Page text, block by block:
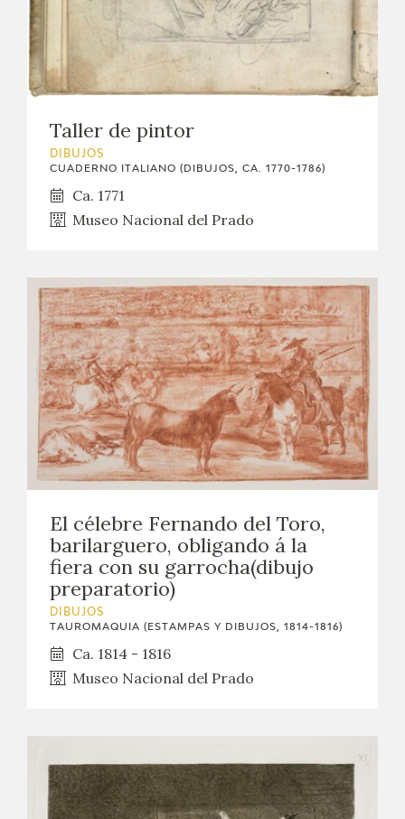
Taller de pintor
DIBUJOS
CUADERNO ITALIANO (DIBUJOS, CA. 1770-1786)
Ca. 1771
Museo Nacional del Prado
El célebre Fernando del Toro,
barilarguero, obligando á la
fiera con su garrocha(dibujo
preparatorio)
DIBUJOS
TAUROMAQUIA (ESTAMPAS Y DIBUJOS, 1814-1816)
Ca. 1814 - 1816
Museo Nacional del Prado